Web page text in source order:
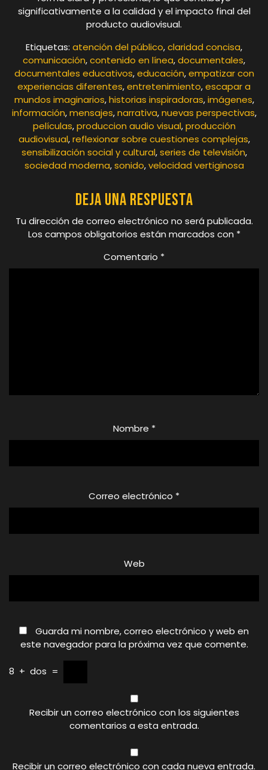
significativamente a la calidad y el impacto final del
producto audiovisual.
Etiquetas: atención del público,claridad concisa,
comunicación,contenido en línea,documentales,
documentales educativos,educación,empatizar con
experiencias diferentes,entretenimiento,escapar a
mundos imaginarios,historias inspiradoras,imágenes,
información,mensajes,narrativa,nuevas perspectivas,
películas,produccion audio visual,producción
audiovisual,reflexionar sobre cuestiones complejas,
sensibilización social y cultural,series de televisión,
sociedad moderna,sonido,velocidad vertiginosa
Deja una respuesta
Tu dirección de correo electrónico no será publicada.
Los campos obligatorios están marcados con *
Comentario *
Nombre *
Correo electrónico *
Web
Guarda mi nombre, correo electrónico y web en
este navegador para la próxima vez que comente.
8 + dos =
Recibir un correo electrónico con los siguientes
comentarios a esta entrada.
Recibir un correo electrónico con cada nueva entrada.